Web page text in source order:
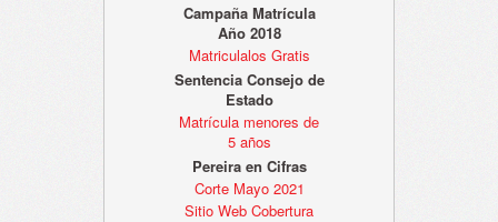
Campaña Matrícula
Año 2018
Matriculalos Gratis
Sentencia Consejo de
Estado
Matrícula menores de
5 años
Pereira en Cifras
Corte Mayo 2021
Sitio Web Cobertura